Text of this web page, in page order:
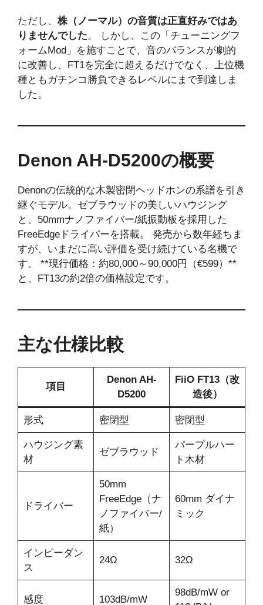
ただし、 株（ノーマル）の音質は正直好みではあ
りませんでした。 しかし、この「チューニングフ
ォームMod」を施すことで、音のバランスが劇的
に改善し、FT1を完全に超えるだけでなく、上位機
種ともガチンコ勝負できるレベルにまで到達しま
した。
Denon AH-D5200の概要
Denonの伝統的な木製密閉ヘッドホンの系譜を引き
継ぐモデル。ゼブラウッドの美しいハウジング
と、50mmナノファイバー/紙振動板を採用した
FreeEdgeドライバーを搭載。 発売から数年経ちま
すが、いまだに高い評価を受け続けている名機で
す。 **現行価格：約80,000～90,000円（€599）**
と、FT13の約2倍の価格設定です。
主な仕様比較
項目
Denon AH-
D5200
FiiO FT13（改
造後）
形式 密閉型 密閉型
ハウジング素
材
ゼブラウッド
パープルハー
ト木材
ドライバー
50mm
FreeEdge（ナ
ノファイバー/
紙）
60mm ダイナ
ミック
インピーダン
ス
24Ω 32Ω
感度 103dB/mW
98dB/mW or